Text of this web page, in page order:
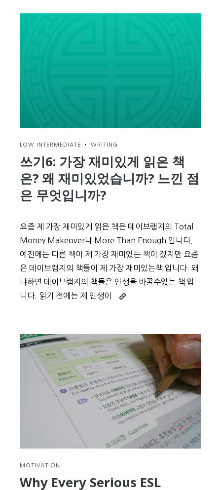
LOW INTERMEDIATE • WRITING
쓰기6: 가장 재미있게 읽은 책
은? 왜 재미있었습니까? 느낀 점
은 무엇입니까?
요즘 제 가장 재미있게 읽은 책은 데이브램지의 Total
Money Makeover나 More Than Enough 입니다.
예전에는 다른 책이 제 가장 재미있는 책이 겠지만 요즘
은 데이브램지의 책들이 제 가장 재미있는책 입니다. 왜
냐하면 데이브램지의 책들은 인생을 바꿀수있는 책 입
니다. 읽기 전에는 제 인생이
Continue
6:
가
장
재
미
있
게
읽
책
미
MOTIVATION
Why Every Serious ESL